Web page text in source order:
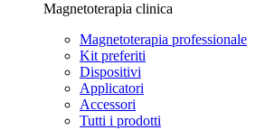
Magnetoterapia clinica
Magnetoterapia professionale
Kit preferiti
Dispositivi
Applicatori
Accessori
Tutti i prodotti